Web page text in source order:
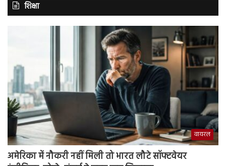
शिक्षा
वायरल
अमेरिका में नौकरी नहीं मिली तो भारत लौटे सॉफ्टवेयर